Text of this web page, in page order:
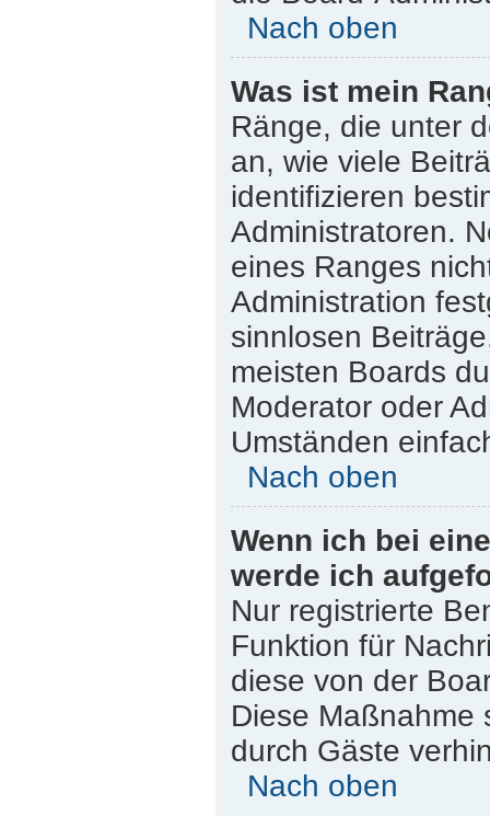
Nach oben
Was ist mein
Ränge, die unter
an, wie viele
identifizieren
Administratoren.
eines Ranges
Administration
sinnlosen
meisten Boards
Moderator oder
Umständen
Nach oben
Wenn ich bei
werde ich
Nur registrierte
Funktion für
diese von der
Diese Maßnahme
durch Gäste
Nach oben